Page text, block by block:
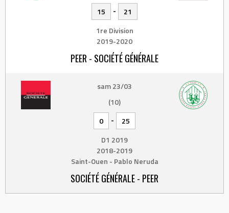
15
-
21
1re Division
2019-2020
PEER - SOCIÉTÉ GÉNÉRALE
sam 23/03
(10)
0
-
25
D1 2019
2018-2019
Saint-Ouen - Pablo Neruda
SOCIÉTÉ GÉNÉRALE - PEER